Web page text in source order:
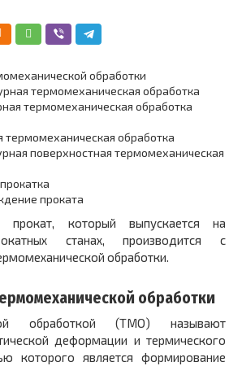
обработки
термомеханическая обработка
термомеханическая обработка
термомеханическая обработка
поверхностная термомеханическая
проката
прокат, который выпускается на
станах, производится с
обработки.
обработки
обработкой (ТМО) называют
деформации и термического
которого является формирование